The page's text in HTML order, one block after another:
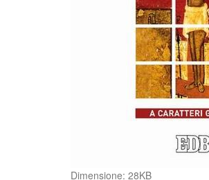
Clicca
Dimensione: 28KB